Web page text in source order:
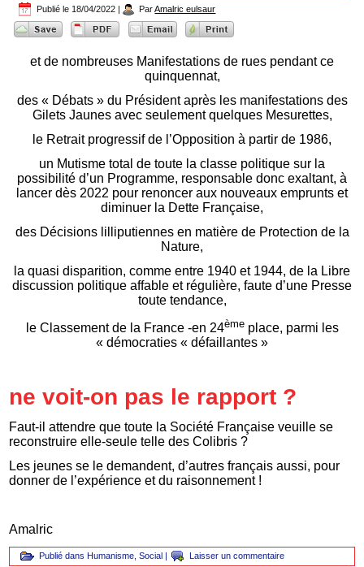
Publié le 18/04/2022 | Par Amalric eulsaur
et de nombreuses Manifestations de rues pendant ce
quinquennat,
des « Débats » du Président après les manifestations des
Gilets Jaunes avec seulement quelques Mesurettes,
le Retrait progressif de l’Opposition à partir de 1986,
un Mutisme total de toute la classe politique sur la
possibilité d’un Programme, responsable donc exaltant, à
lancer dès 2022 pour renoncer aux nouveaux emprunts et
diminuer la Dette Française,
des Décisions lilliputiennes en matière de Protection de la
Nature,
la quasi disparition, comme entre 1940 et 1944, de la Libre
discussion politique affable et régulière, faute d’une Presse
toute tendance,
le Classement de la France -en 24èmeplace, parmi les
« démocraties « défaillantes »
ne voit-on pas le rapport ?
Faut-il attendre que toute la Société Française veuille se
reconstruire elle-seule telle des Colibris ?
Les jeunes se le demandent, d’autres français aussi, pour
donner de l’expérience et du raisonnement !
Amalric
Publié dans Humanisme ,Social | Laisser un commentaire